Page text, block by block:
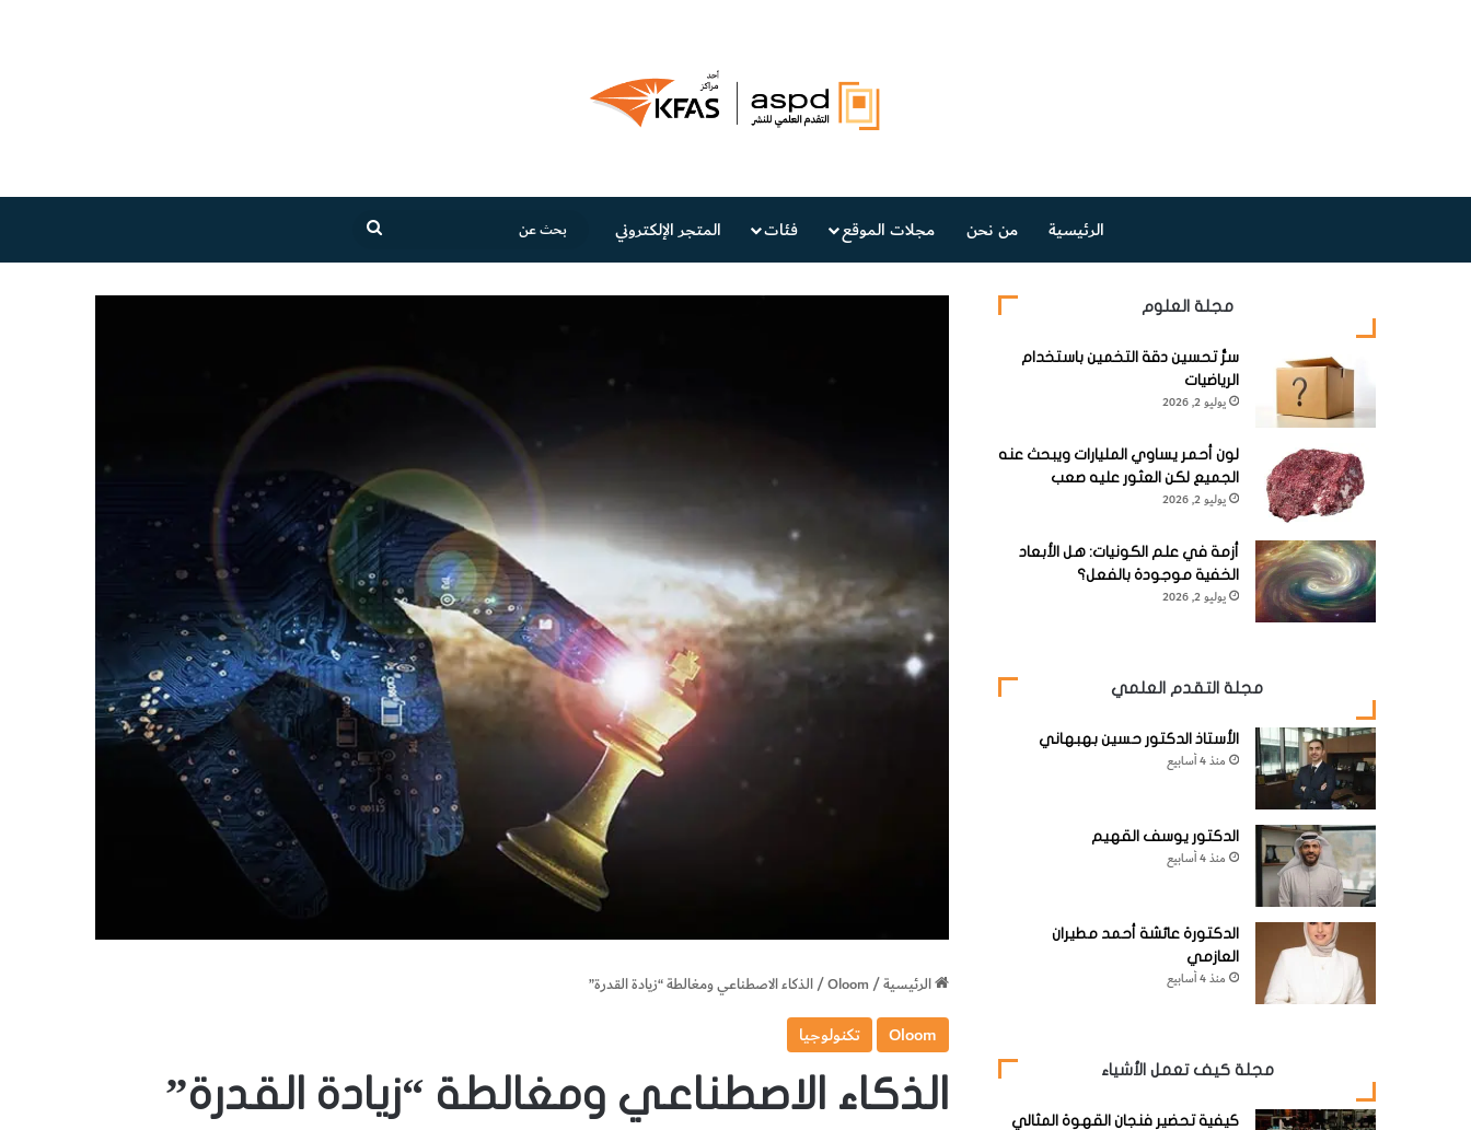
الرئيسية من نحن مجلات الموقع فئات المتجر الإلكتروني
عن
الرئيسية/
Oloom
/الذكاء الاصطناعي ومغالطة “زيادة القدرة”
Oloom تكنولوجيا
الذكاء الاصطناعي ومغالطة “زيادة القدرة”
مجلة العلوم
سرُّ تحسين دقة التخمين باستخدام
الرياضيات
يوليو 2, 2026
لون أحمر يساوي المليارات ويبحث عنه
الجميع لكن العثور عليه صعب
يوليو 2, 2026
أزمة في علم الكونيات: هل الأبعاد
الخفية موجودة بالفعل؟
يوليو 2, 2026
مجلة التقدم العلمي
الأستاذ الدكتور حسين بهبهاني
منذ 4 أسابيع
الدكتور يوسف القهيم
منذ 4 أسابيع
الدكتورة عائشة أحمد مطيران
العازمي
منذ 4 أسابيع
مجلة كيف تعمل الأشياء
كيفية تحضير فنجان القهوة المثالي